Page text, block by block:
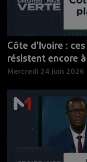
Côte d'Ivoire :
résistent encore
Mercredi 24 Juin 2026